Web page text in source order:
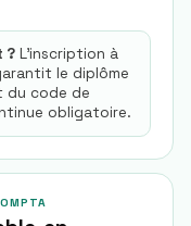
? L'inscription à
le diplôme
du code de
obligatoire.